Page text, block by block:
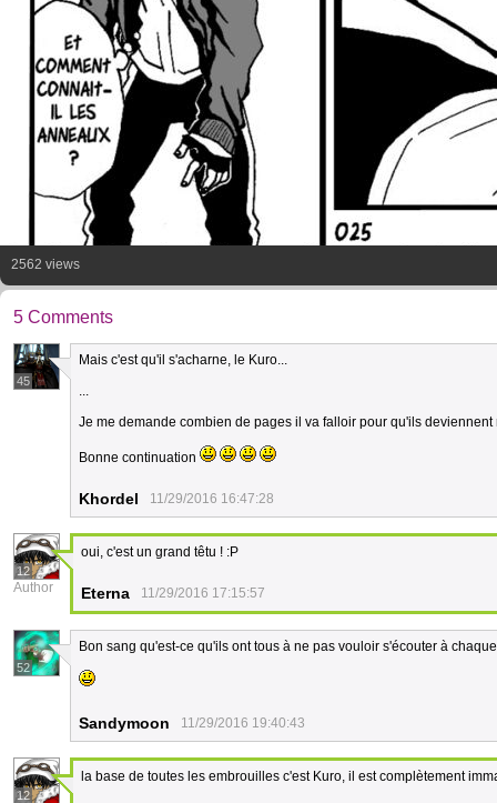
2562 views
5 Comments
45
Mais c'est qu'il s'acharne, le Kuro...
...
Je me demande combien de pages il va falloir pour qu'ils
Bonne continuation
Khordel 11/29/2016 16:47:28
12
Author
oui, c'est un grand têtu ! :P
Eterna 11/29/2016 17:15:57
52
Bon sang qu'est-ce qu'ils ont tous à ne pas vouloir s'écouter à
Sandymoon 11/29/2016 19:40:43
12
la base de toutes les embrouilles c'est Kuro, il est complètement